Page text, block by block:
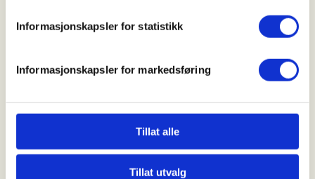
Informasjonskapsler for statistikk
Informasjonskapsler for markedsføring
Tillat alle
Tillat utvalg
Ungdom fra 14 - 26 år har fortrinnsrett.
Påmelding: Send epost til kontaktperson med navn,